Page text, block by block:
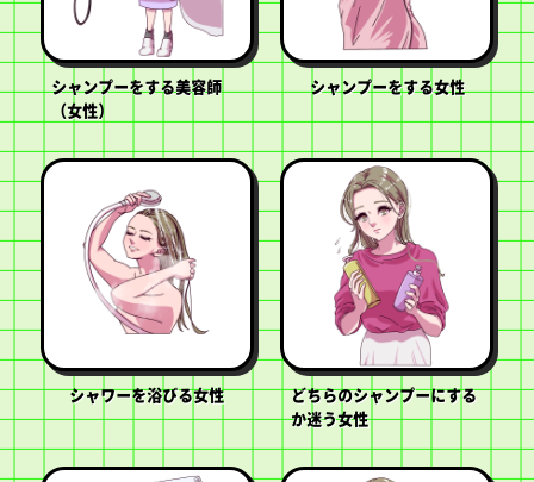
シャンプーをする美容師
（女性）
シャンプーをする女性
シャワーを浴びる女性
どちらのシャンプーにする
か迷う女性